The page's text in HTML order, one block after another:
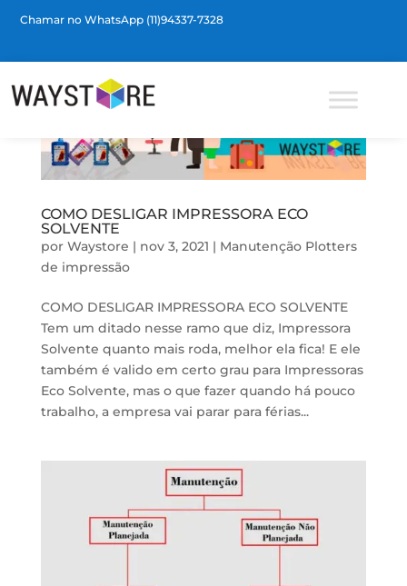
Chamar no WhatsApp (11)94337-7328
COMO DESLIGAR IMPRESSORA ECO
SOLVENTE
por Waystore | nov 3, 2021 | Manutenção Plotters
de impressão
COMO DESLIGAR IMPRESSORA ECO SOLVENTE
Tem um ditado nesse ramo que diz, Impressora
Solvente quanto mais roda, melhor ela fica! E ele
também é valido em certo grau para Impressoras
Eco Solvente, mas o que fazer quando há pouco
trabalho, a empresa vai parar para férias...
Barra de Ferramentas Aberta